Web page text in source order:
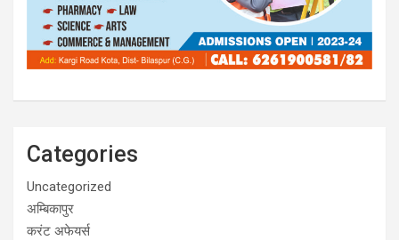
Categories
Uncategorized
अम्बिकापुर
करंट अफेयर्स